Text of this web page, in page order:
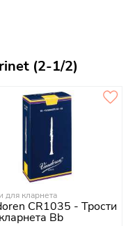
(2-1/2)
для кларнета
CR1035 - Трости
Bb